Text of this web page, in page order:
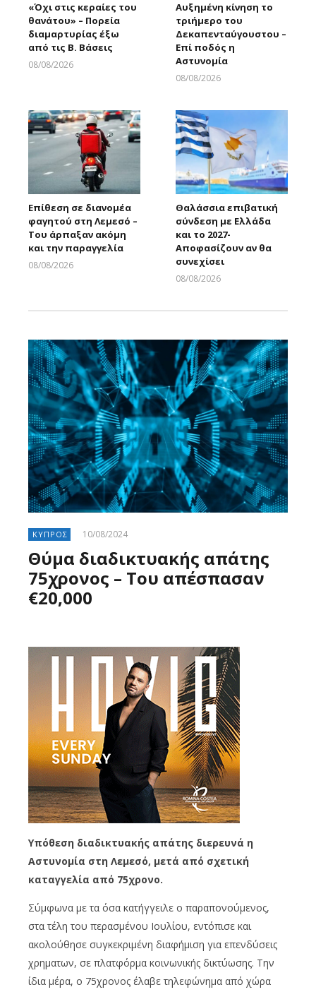
«Όχι στις κεραίες του
θανάτου» – Πορεία
διαμαρτυρίας έξω
από τις Β. Βάσεις
08/08/2026
Αυξημένη κίνηση το
τριήμερο του
Δεκαπενταύγουστου –
Επί ποδός η
Αστυνομία
08/08/2026
Επίθεση σε διανομέα
φαγητού στη Λεμεσό –
Του άρπαξαν ακόμη
και την παραγγελία
08/08/2026
Θαλάσσια επιβατική
σύνδεση με Ελλάδα
και το 2027-
Αποφασίζουν αν θα
συνεχίσει
08/08/2026
ΚΥΠΡΟΣ 10/08/2024
Θύμα διαδικτυακής απάτης
75χρονος – Του απέσπασαν
€20,000
Υπόθεση διαδικτυακής απάτης διερευνά η
Αστυνομία στη Λεμεσό, μετά από σχετική
καταγγελία από 75χρονο.
Σύμφωνα με τα όσα κατήγγειλε ο παραπονούμενος,
στα τέλη του περασμένου Ιουλίου, εντόπισε και
ακολούθησε συγκεκριμένη διαφήμιση για επενδύσεις
χρηματων, σε πλατφόρμα κοινωνικής δικτύωσης. Την
ίδια μέρα, ο 75χρονος έλαβε τηλεφώνημα από χώρα